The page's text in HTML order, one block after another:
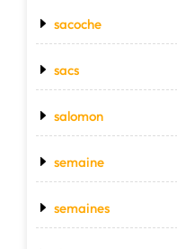
sacoche
sacs
salomon
semaine
semaines